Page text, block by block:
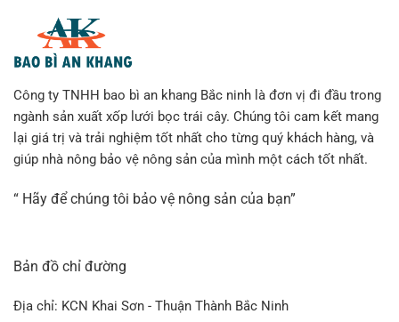
Công ty TNHH bao bì an khang Bắc ninh là đơn vị đi đầu trong
ngành sản xuất xốp lưới bọc trái cây. Chúng tôi cam kết mang
lại giá trị và trải nghiệm tốt nhất cho từng quý khách hàng, và
giúp nhà nông bảo vệ nông sản của mình một cách tốt nhất.
“ Hãy để chúng tôi bảo vệ nông sản của bạn”
Bản đồ chỉ đường
Địa chỉ: KCN Khai Sơn - Thuận Thành Bắc Ninh